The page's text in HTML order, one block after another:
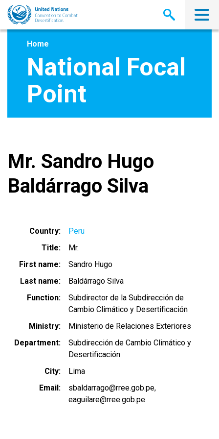
Skip
main
Home
National Focal
Point
Mr. Sandro Hugo
Baldárrago Silva
Country
Peru
Title
Mr.
First name
Sandro Hugo
Last name
Baldárrago Silva
Function
Subdirector de la Subdirección de
Cambio Climático y Desertificación
Ministry
Ministerio de Relaciones Exteriores
Department
Subdirección de Cambio Climático y
Desertificación
City
Lima
Email
sbaldarrago@rree.gob.pe
eaguilare@rree.gob.pe